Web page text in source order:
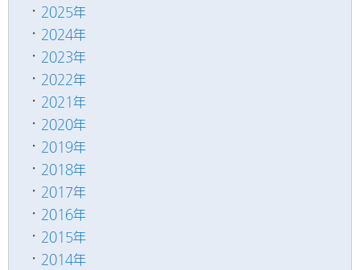
2025年
2024年
2023年
2022年
2021年
2020年
2019年
2018年
2017年
2016年
2015年
2014年